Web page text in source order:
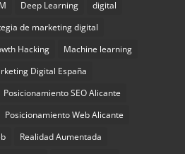
Deep Learning
digital
de marketing digital
Hacking
Machine learning
Digital España
Posicionamiento SEO Alicante
Posicionamiento Web Alicante
Realidad Aumentada